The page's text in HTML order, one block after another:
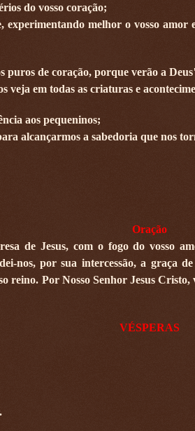
do vosso coração;
experimentando melhor o vosso amor
puros de coração, porque verão a
veja em todas as criaturas e
aos pequeninos;
alcançarmos a sabedoria que nos
Oração
de Jesus, com o fogo do vosso
nos, por sua intercessão, a graça
reino. Por Nosso Senhor Jesus
VÉSPERAS